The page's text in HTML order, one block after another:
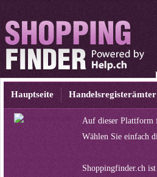
Hauptseite Handelsregisterämter
Auf dieser Plattform
Wählen Sie einfach
Shoppingfinder.ch